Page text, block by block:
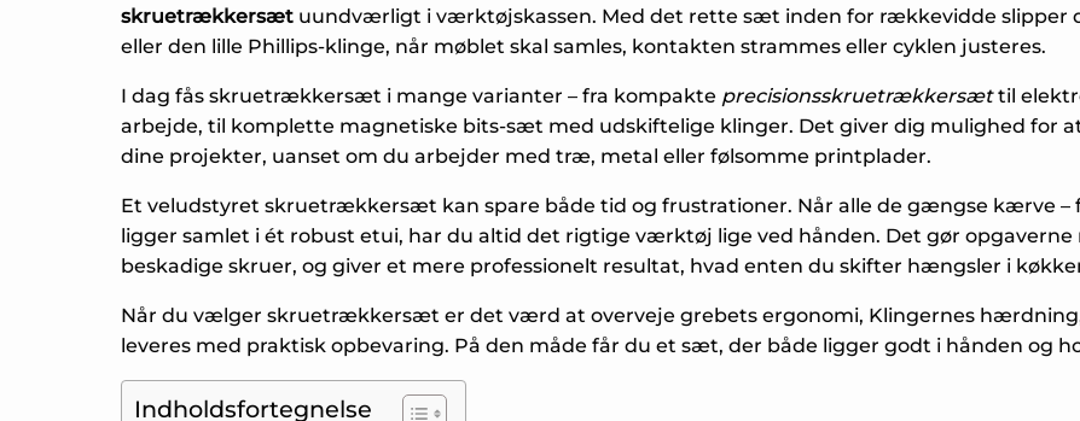
skruetrækkersæt uundværligt i værktøjskassen. Med det rette sæt inden for rækkevidde slipper
eller den lille Phillips-klinge, når møblet skal samles, kontakten strammes eller cyklen justeres.
I dag fås skruetrækkersæt i mange varianter – fra kompakte precisionsskruetrækkersættil
arbejde, til komplette magnetiske bits-sæt med udskiftelige klinger. Det giver dig mulighed
dine projekter, uanset om du arbejder med træ, metal eller følsomme printplader.
Et veludstyret skruetrækkersæt kan spare både tid og frustrationer. Når alle de gængse kærve –
ligger samlet i ét robust etui, har du altid det rigtige værktøj lige ved hånden. Det gør
beskadige skruer, og giver et mere professionelt resultat, hvad enten du skifter hængsler i
Når du vælger skruetrækkersæt er det værd at overveje grebets ergonomi, Klingernes
leveres med praktisk opbevaring. På den måde får du et sæt, der både ligger godt i hånden og
Indholdsfortegnelse